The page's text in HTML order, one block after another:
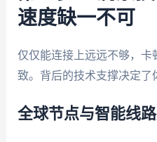
速度缺一不可
仅仅能连接上远远不够，卡
致。背后的技术支撑决定了
全球节点与智能线